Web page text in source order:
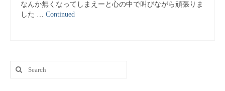
なんか無くなってしまえーと心の中で叫びながら頑張りま
した … Continued
Search